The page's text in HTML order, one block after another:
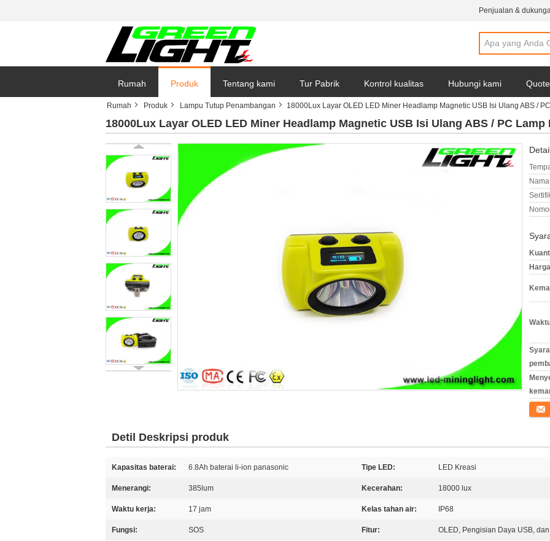
Penjualan &
Rumah Produk Tentang kami Tur Pabrik Kontrol kualitas Hubungi kami
Rumah Produk Lampu Tutup Penambangan 18000Lux Layar OLED LED Miner Headlamp Magnetic USB Isi Ulang ABS /
18000Lux Layar OLED LED Miner Headlamp Magnetic USB Isi Ulang ABS / PC Lamp
Detil Deskripsi produk
Kapasitas baterai: 6.8Ah baterai li-ion panasonic Tipe LED: LED Kreasi
Menerangi: 385lum Kecerahan: 18000 lux
Waktu kerja: 17 jam Kelas tahan air: IP68
Fungsi: SOS Fitur: OLED, Pengisian Daya USB,